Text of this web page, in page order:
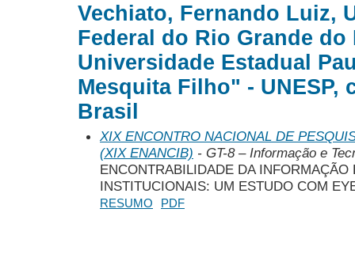
Vechiato, Fernando Luiz,
Federal do Rio Grande do
Universidade Estadual
Mesquita Filho" - UNESP,
Brasil
XIX ENCONTRO NACIONAL DE
(XIX ENANCIB) - GT-8 – Informação e
ENCONTRABILIDADE DA
INSTITUCIONAIS: UM ESTUDO COM
RESUMO PDF